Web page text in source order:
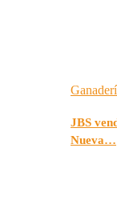
JBS
Nueva…